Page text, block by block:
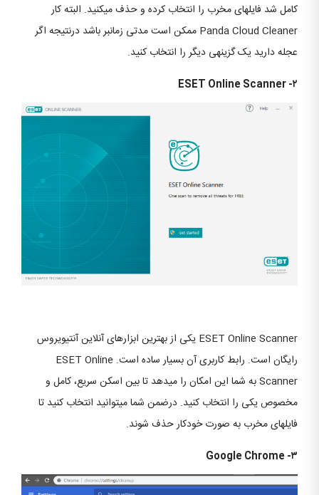
کامل شد فایل‎های مخرب را انتخاب کرده و حذف می‎کنید. البته کار
Panda Cloud Cleaner ممکن است مدتی زمان‎بر باشد درنتیجه اگر
عجله دارید یک گزینه‎ی دیگر را انتخاب کنید.
۲- ESET Online Scanner
ESET Online Scanner یکی از بهترین ابزارهای آنلاین آنتی‎ویروس
رایگان است. رابط کاربری آن بسیار ساده است. ESET Online
Scanner به شما این امکان را می‎دهد تا بین اسکن سریع، کامل و
مخصوص یکی را انتخاب کنید. درضمن شما می‎توانید انتخاب کنید تا
فایل‎های مخرب به صورت خودکار حذف شوند.
۳- Google Chrome